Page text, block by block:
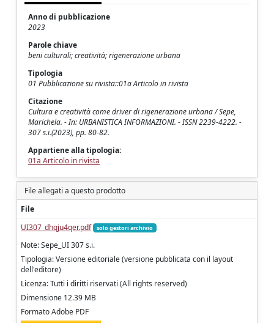
Anno di pubblicazione
2023
Parole chiave
beni culturali; creatività; rigenerazione urbana
Tipologia
01 Pubblicazione su rivista::01a Articolo in rivista
Citazione
Cultura e creatività come driver di rigenerazione urbana / Sepe,
Marichela. - In: URBANISTICA INFORMAZIONI. - ISSN 2239-4222. -
307 s.i.(2023), pp. 80-82.
Appartiene alla tipologia:
01a Articolo in rivista
File allegati a questo prodotto
File
UI307_dhqju4qer.pdf
solo gestori archivio
Note: Sepe_UI 307 s.i.
Tipologia: Versione editoriale (versione pubblicata con il layout
dell'editore)
Licenza: Tutti i diritti riservati (All rights reserved)
Dimensione 12.39 MB
Formato Adobe PDF